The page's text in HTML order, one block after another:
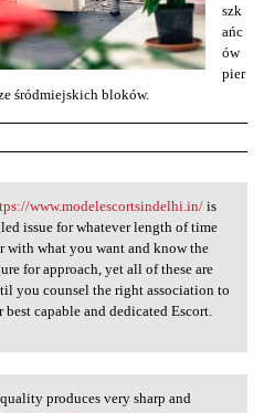
szk
ańc
ów
pier
śródmiejskich bloków.
www
www.modelescortsindelhi.in/is
issue for whatever length of time
with what you want and know the
for approach, yet all of these are
you counsel the right association to
capable and dedicated Escort.
produces very sharp and